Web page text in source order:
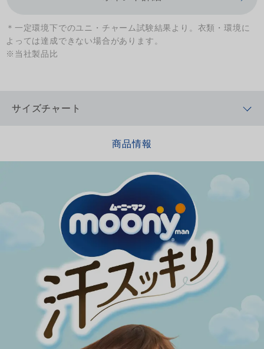
＊一定環境下でのユニ・チャーム試験結果より。衣類・環境に
よっては達成できない場合があります。
※当社製品比
サイズチャート
商品情報